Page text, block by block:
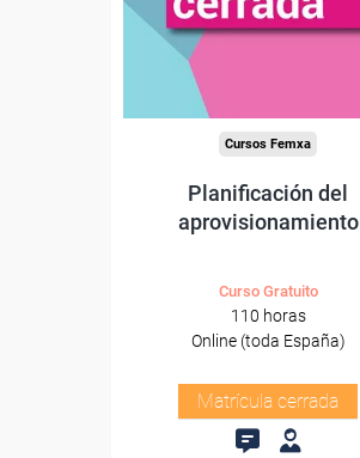
Cursos Femxa
Planificación del
aprovisionamiento
Curso Gratuito
110 horas
Online (toda España)
Matrícula cerrada